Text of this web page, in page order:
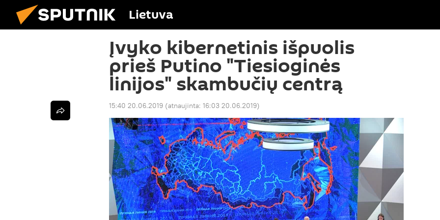
Lietuva
Įvyko kibernetinis išpuolis
prieš Putino "Tiesioginės
linijos" skambučių centrą
15:40 20.06.2019 (atnaujinta: 16:03 20.06.2019)